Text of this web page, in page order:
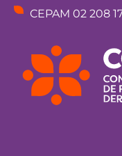
CEPAM 02 208